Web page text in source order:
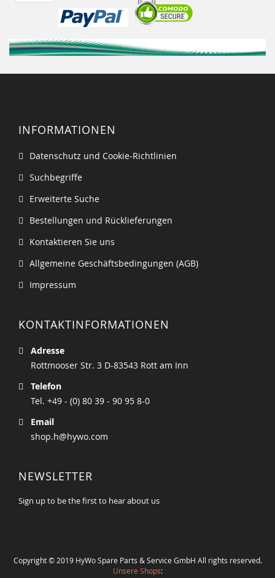
INFORMATIONEN
Datenschutz und Cookie-Richtlinien
Suchbegriffe
Erweiterte Suche
Bestellungen und Rücklieferungen
Kontaktieren Sie uns
Allgemeine Geschäftsbedingungen (AGB)
Impressum
KONTAKTINFORMATIONEN
Adresse
Rottmooser Str. 3 D-83543 Rott am Inn
Telefon
Tel. +49 - (0) 80 39 - 90 95 8-0
Email
shop.h@hywo.com
NEWSLETTER
Sign up to be the first to hear about us
Copyright © 2019 HyWo Spare Parts & Service GmbH All rights reserved.
Unsere Shops: